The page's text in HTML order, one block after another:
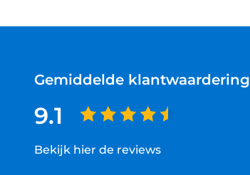
Gemiddelde klantwaardering
9.1
Bekijk hier de reviews